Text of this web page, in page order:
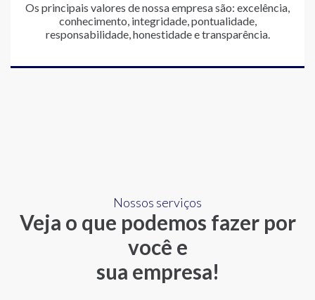
Os principais valores de nossa empresa são: excelência,
conhecimento, integridade, pontualidade,
responsabilidade, honestidade e transparência.
Nossos serviços
Veja o que podemos fazer por
você e
sua empresa!